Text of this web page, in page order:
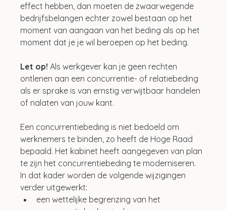
effect hebben, dan moeten de zwaarwegende
bedrijfsbelangen echter zowel bestaan op het
moment van aangaan van het beding als op het
moment dat je je wil beroepen op het beding.
Let op! Als werkgever kan je geen rechten
ontlenen aan een concurrentie- of relatiebeding
als er sprake is van ernstig verwijtbaar handelen
of nalaten van jouw kant.
Een concurrentiebeding is niet bedoeld om
werknemers te binden, zo heeft de Hoge Raad
bepaald. Het kabinet heeft aangegeven van plan
te zijn het concurrentiebeding te moderniseren.
In dat kader worden de volgende wijzigingen
verder uitgewerkt:
een wettelijke begrenzing van het